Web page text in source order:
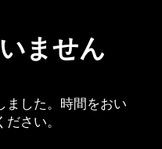
ません
ました。時間をおい
さい。